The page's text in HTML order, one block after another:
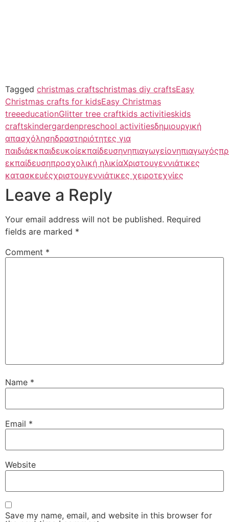
Tagged christmas craftschristmas diy craftsEasy
Christmas crafts for kidsEasy Christmas
treeeducationGlitter tree craftkids activitieskids
craftskindergardenpreschool activitiesδημιουργική
απασχόλησηδραστηριότητες για
παιδιάεκπαιδευκοίεκπαίδευσηνηπιαγωγείονηπιαγωγός
εκπαίδευσηπροσχολική ηλικίαΧριστουγεννιάτικες
κατασκευέςχριστουγεννιάτικες χειροτεχνίες
Leave a Reply
Your email address will not be published. Required
fields are marked *
Comment *
Name *
Email *
Website
Save my name, email, and website in this browser for